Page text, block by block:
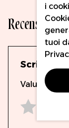
Recensioni
Scrivi la
Valutazione
1 star
2 stars
3 stars
4 stars
5 stars
i
tuoi